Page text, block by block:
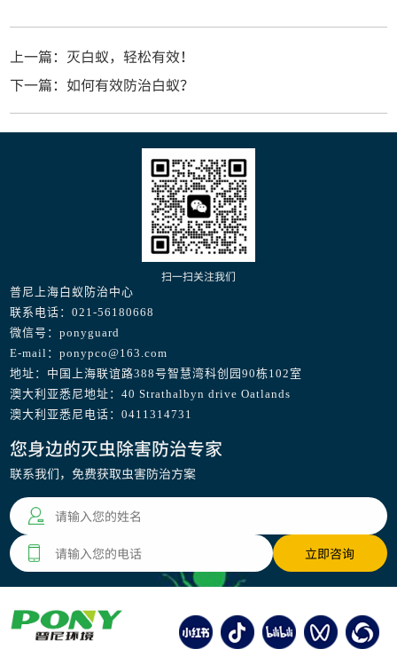
上一篇：灭白蚁，轻松有效！
下一篇：如何有效防治白蚁？
扫一扫关注我们
普尼上海白蚁防治中心
联系电话：021-56180668
微信号：ponyguard
E-mail：ponypco@163.com
地址：中国上海联谊路388号智慧湾科创园90栋102室
澳大利亚悉尼地址：40 Strathalbyn drive Oatlands
澳大利亚悉尼电话：0411314731
您身边的灭虫除害防治专家
联系我们，免费获取虫害防治方案